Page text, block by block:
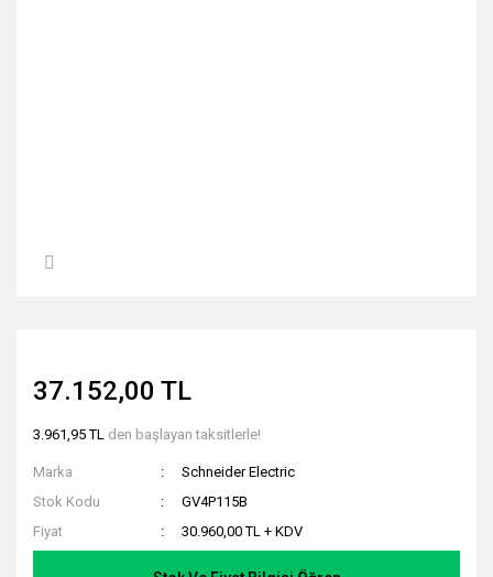
37.152,00 TL
3.961,95 TL den başlayan taksitlerle!
Marka
Schneider Electric
Stok Kodu
GV4P115B
Fiyat
30.960,00 TL + KDV